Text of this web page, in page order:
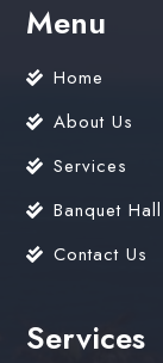
Menu
Home
About Us
Services
Banquet Hall
Contact Us
Services